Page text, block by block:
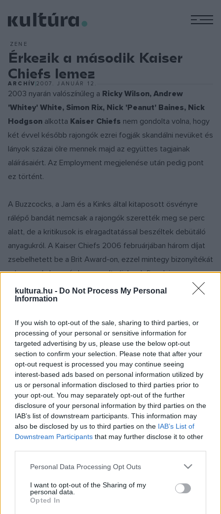
kultura.hu - Do Not Process My Personal
Information
If you wish to opt-out of the sale, sharing to third parties, or
processing of your personal or sensitive information for
targeted advertising by us, please use the below opt-out
section to confirm your selection. Please note that after your
opt-out request is processed you may continue seeing
interest-based ads based on personal information utilized by
us or personal information disclosed to third parties prior to
your opt-out. You may separately opt-out of the further
disclosure of your personal information by third parties on the
IAB’s list of downstream participants. This information may
also be disclosed by us to third parties on the IAB’s List of
Downstream Participants that may further disclose it to other
Please note that this website/app uses one or more Google
not limited to your visit or usage behaviour. You may click to
grant or deny consent to Google and its third-party tags to
use your data for below specified purposes in below Google
Personal Data Processing Opt Outs
I want to opt-out of the Sharing of my
personal data.
Opted In
ZENE
Érkezik a második Kaiser
Chiefs lemez
ARCHÍV2007. JANUÁR 12.
2003 nyarán valószínűleg a Ricky Wilson, Andrew
'Whitey' White, Simon Rix, Nick 'Peanut' Baines, Nick
Hodgson alkotta Kaiser Chiefs nem gondolta volna, hogy
két évvel később rajongók ezrei fogják skandálni nevüket és
lányok százai ölre mennek majd az együttes tagjainak
aláírásaiért. Az Employment megjelenése után pedig pont
ez történt.
A Buzzcocks, a Jam és a Kinks által kitaposott ösvényre
rálépő bandát nemcsak a rajongók szerették meg se perc
alatt, de a kritikusok is elragadtatással beszéltek debütáló
anyagukról. A Kaiser Chiefs 2006 februárjában három díjat
zsebelhetett be a Brit Award-on, ezzel mintegy bizonyítékát
adva annak, hogy érdemes volt rájuk odafigyelni.
Nem csoda hát, hogy a rajongók és a szakma óriási
a zenekar második nagylemeze a Yours Truly, Angry Mob,
amelyről a fiúk egyébként már eljátszottak pár dalt a tavalyi
Reading And Leeds fesztiválon. Az albumot a Ruby című
maxi előzi meg február 19-én. A Yours Truly, Angry Mob
produceri munkálatait ismét a Blur-ös Stephen Street
végezte.
A Yours Truly, Angry Mob tracklistája:
Ruby
The Angry Mob